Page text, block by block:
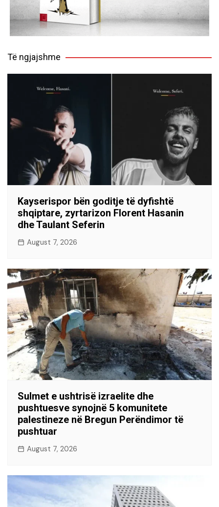
Të ngjajshme
Kayserispor bën goditje të dyfishtë
shqiptare, zyrtarizon Florent Hasanin
dhe Taulant Seferin
August 7, 2026
Sulmet e ushtrisë izraelite dhe
pushtuesve synojnë 5 komunitete
palestineze në Bregun Perëndimor të
pushtuar
August 7, 2026